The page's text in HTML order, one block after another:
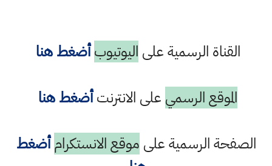
القناة الرسمية على اليوتيوب أضغط هنا
الموقع الرسمي على الانترنتأضغط هنا
الصفحة الرسمية على موقع الانستكرام أضغط